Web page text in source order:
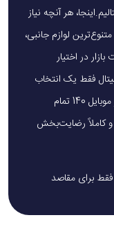
هر آنچه نیاز
لوازم جانبی،
در اختیار
فقط یک انتخاب
نیست، بلکه یک تجربه است! به همین دلیل در موبایل 140 تمام
و کاملاً رضایت‌بخش
استفاده از مطالب فروشگاه اینترنتی موبایل 140 فقط برای مقاصد